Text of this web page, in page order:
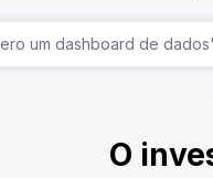
um dashboard de
O